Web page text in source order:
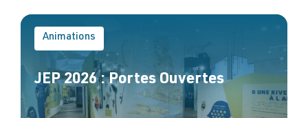
Animations
JEP 2026 : Portes Ouvertes